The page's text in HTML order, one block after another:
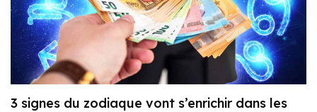
3 signes du zodiaque vont s’enrichir dans les